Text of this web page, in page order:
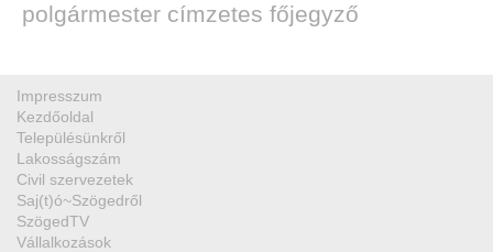
polgármester címzetes főjegyző
Impresszum
Kezdőoldal
Településünkről
Lakosságszám
Civil szervezetek
Saj(t)ó~Szögedről
SzögedTV
Vállalkozások